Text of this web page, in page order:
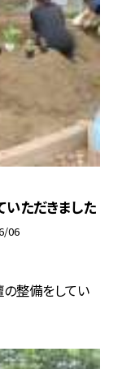
ただきました
06
の整備をしてい